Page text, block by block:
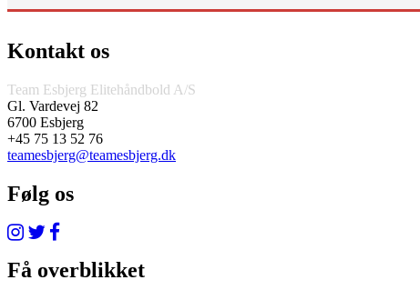
Kontakt os
Team Esbjerg Elitehåndbold A/S
Gl. Vardevej 82
6700 Esbjerg
+45 75 13 52 76
teamesbjerg@teamesbjerg.dk
Følg os
Få overblikket